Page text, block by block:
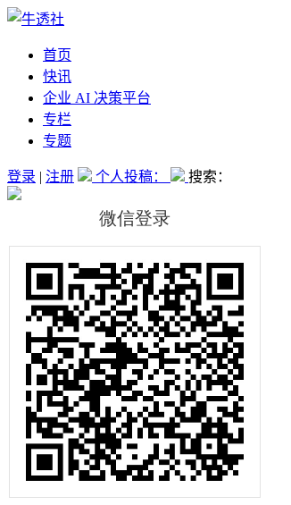
首页
快讯
企业 AI 决策平台
专栏
专题
登录 | 注册 个人投稿： 搜索：